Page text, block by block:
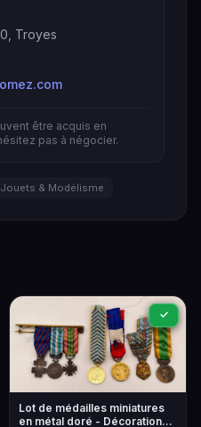
Troyes
être acquis en
pas à négocier.
Jouets & Modélisme
✓
Lot de médailles miniatures
en métal doré - Décorations